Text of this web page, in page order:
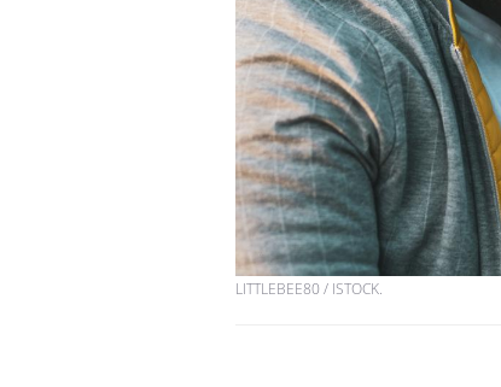
LITTLEBEE80 / ISTOCK.
rapport s’interroge sur
son taux élevé en France
Grossesse à risque : ce jus
naturel attire l'attention
des chercheurs